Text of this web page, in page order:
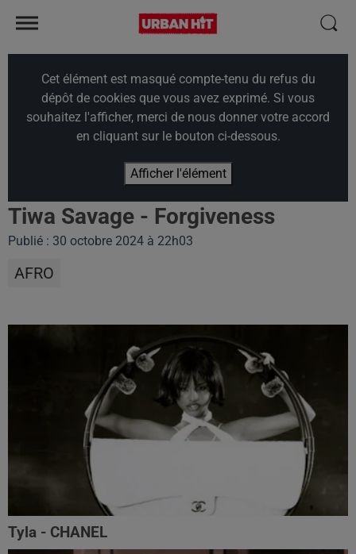
Cet élément est masqué compte-tenu du refus du
dépôt de cookies que vous avez exprimé. Si vous
souhaitez l'afficher, merci de nous donner votre accord
en cliquant sur le bouton ci-dessous.
Afficher l'élément
Tiwa Savage - Forgiveness
Publié : 30 octobre 2024 à 22h03
AFRO
Tyla - CHANEL